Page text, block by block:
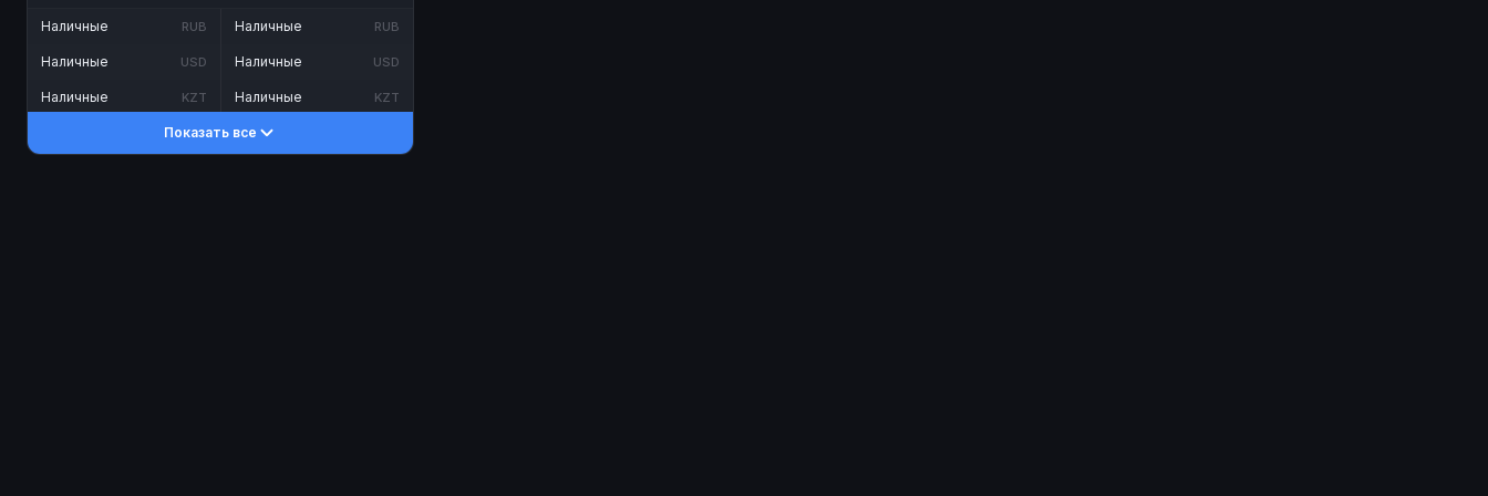
Наличные RUB
Наличные USD
Наличные KZT
Наличные RUB
Наличные USD
Наличные KZT
Показать все